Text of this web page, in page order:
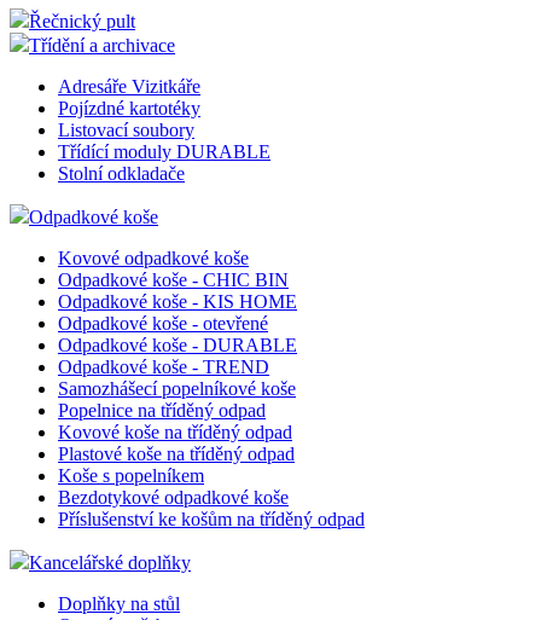
Magnetické tabule
Korkové nástěnky
Skleněné magnetické tabule
Skleněné tabule
Prezentační lišta
Mobilní Flipchart tabule
Doplňky pro tabule
Řečnický pult
Třídění a archivace
Adresáře Vizitkáře
Pojízdné kartotéky
Listovací soubory
Třídící moduly DURABLE
Stolní odkladače
Odpadkové koše
Kovové odpadkové koše
Odpadkové koše - CHIC BIN
Odpadkové koše - KIS HOME
Odpadkové koše - otevřené
Odpadkové koše - DURABLE
Odpadkové koše - TREND
Samozhášecí popelníkové koše
Popelnice na tříděný odpad
Kovové koše na tříděný odpad